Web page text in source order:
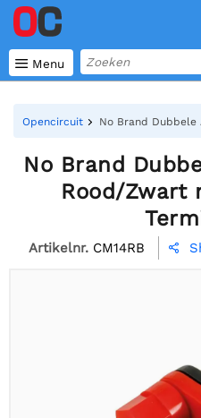
 Menu
Opencircuit No Brand
No Brand
Rood/Zwart
Artikelnr. CM14RB 